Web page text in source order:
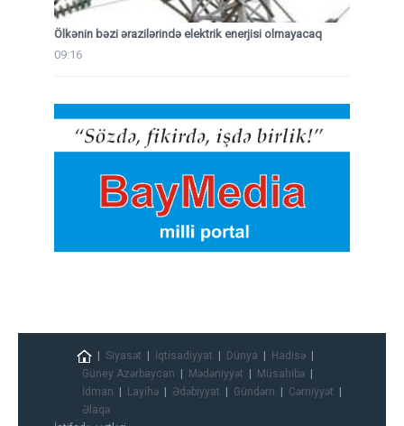
Ölkənin bəzi ərazilərində elektrik enerjisi olmayacaq
09:16
Siyasət İqtisadiyyat Dünya
Hadisə
Güney Azərbaycan
Mədəniyyət
Müsahibə
İdman
Layihə Ədəbiyyat Gündəm
Cəmiyyət
Əlaqə